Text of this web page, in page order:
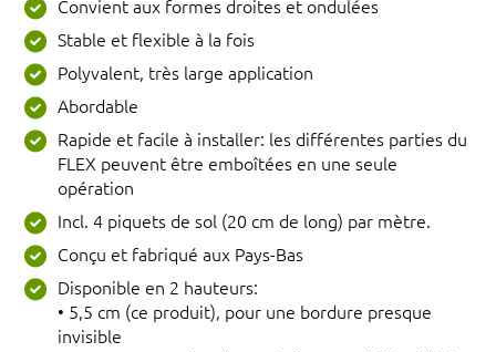
Convient aux formes droites et ondulées
Stable et flexible à la fois
Polyvalent, très large application
Abordable
Rapide et facile à installer: les différentes parties du
FLEX peuvent être emboîtées en une seule
opération
Incl. 4 piquets de sol (20 cm de long) par mètre.
Conçu et fabriqué aux Pays-Bas
Disponible en 2 hauteurs:
• 5,5 cm (ce produit), pour une bordure presque
invisible